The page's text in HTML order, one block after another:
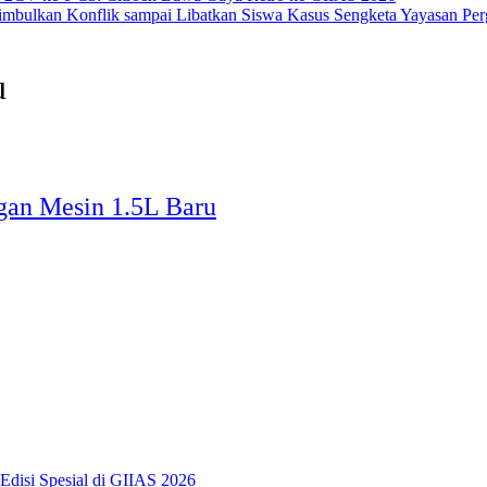
Kasus Sengketa Yayasan
Mesin 1.5L Baru